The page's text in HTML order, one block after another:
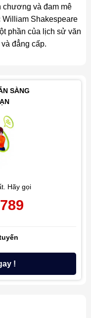
chương và đam mê
Shakespeare
phần của lịch sử văn
đẳng cấp.
SÀNG
Hãy gọi
!